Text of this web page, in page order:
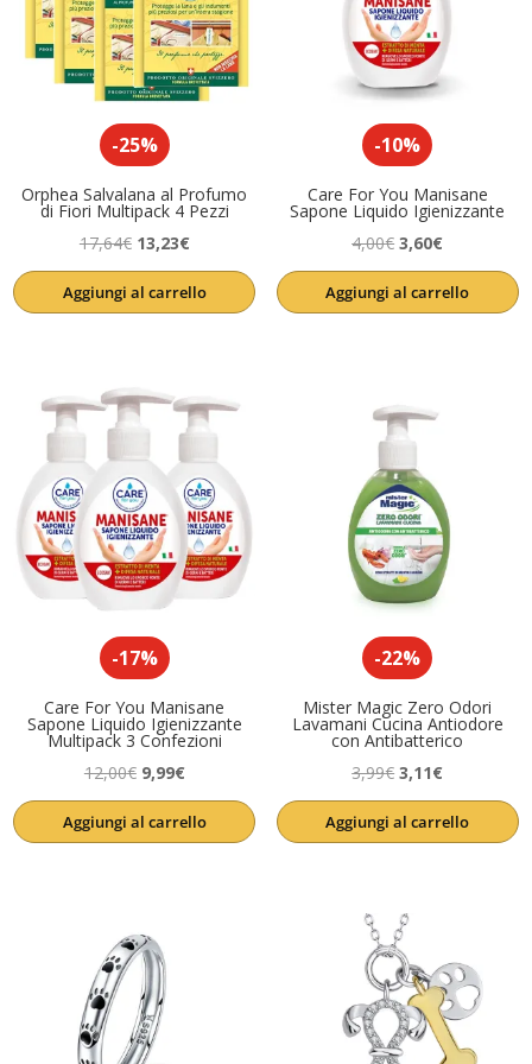
-25%
Orphea Salvalana al Profumo
di Fiori Multipack 4 Pezzi
17,64€ Il
prezzo
originale
13,23€Il
prezzo
attuale
Aggiungi al carrello
-10%
Care For You Manisane
Sapone Liquido Igienizzante
4,00€ Il
prezzo
originale
3,60€Il
prezzo
attuale
Aggiungi al carrello
-17%
Care For You Manisane
Sapone Liquido Igienizzante
Multipack 3 Confezioni
12,00€ Il
prezzo
originale
9,99€Il
prezzo
attuale
Aggiungi al carrello
-22%
Mister Magic Zero Odori
Lavamani Cucina Antiodore
con Antibatterico
3,99€ Il
prezzo
originale
3,11€Il
prezzo
attuale
Aggiungi al carrello